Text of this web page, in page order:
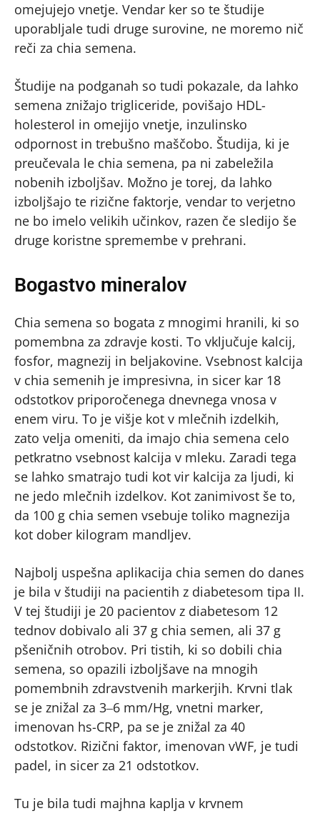
omejujejo vnetje. Vendar ker so te študije
uporabljale tudi druge surovine, ne moremo nič
reči za chia semena.
Študije na podganah so tudi pokazale, da lahko
semena znižajo trigliceride, povišajo HDL-
holesterol in omejijo vnetje, inzulinsko
odpornost in trebušno maščobo. Študija, ki je
preučevala le chia semena, pa ni zabeležila
nobenih izboljšav. Možno je torej, da lahko
izboljšajo te rizične faktorje, vendar to verjetno
ne bo imelo velikih učinkov, razen če sledijo še
druge koristne spremembe v prehrani.
Bogastvo mineralov
Chia semena so bogata z mnogimi hranili, ki so
pomembna za zdravje kosti. To vključuje kalcij,
fosfor, magnezij in beljakovine. Vsebnost kalcija
v chia semenih je impresivna, in sicer kar 18
odstotkov priporočenega dnevnega vnosa v
enem viru. To je višje kot v mlečnih izdelkih,
zato velja omeniti, da imajo chia semena celo
petkratno vsebnost kalcija v mleku. Zaradi tega
se lahko smatrajo tudi kot vir kalcija za ljudi, ki
ne jedo mlečnih izdelkov. Kot zanimivost še to,
da 100 g chia semen vsebuje toliko magnezija
kot dober kilogram mandljev.
Najbolj uspešna aplikacija chia semen do danes
je bila v študiji na pacientih z diabetesom tipa II.
V tej študiji je 20 pacientov z diabetesom 12
tednov dobivalo ali 37 g chia semen, ali 37 g
pšeničnih otrobov. Pri tistih, ki so dobili chia
semena, so opazili izboljšave na mnogih
pomembnih zdravstvenih markerjih. Krvni tlak
se je znižal za 3‒6 mm/Hg, vnetni marker,
imenovan hs-CRP, pa se je znižal za 40
odstotkov. Rizični faktor, imenovan vWF, je tudi
padel, in sicer za 21 odstotkov.
Tu je bila tudi majhna kaplja v krvnem